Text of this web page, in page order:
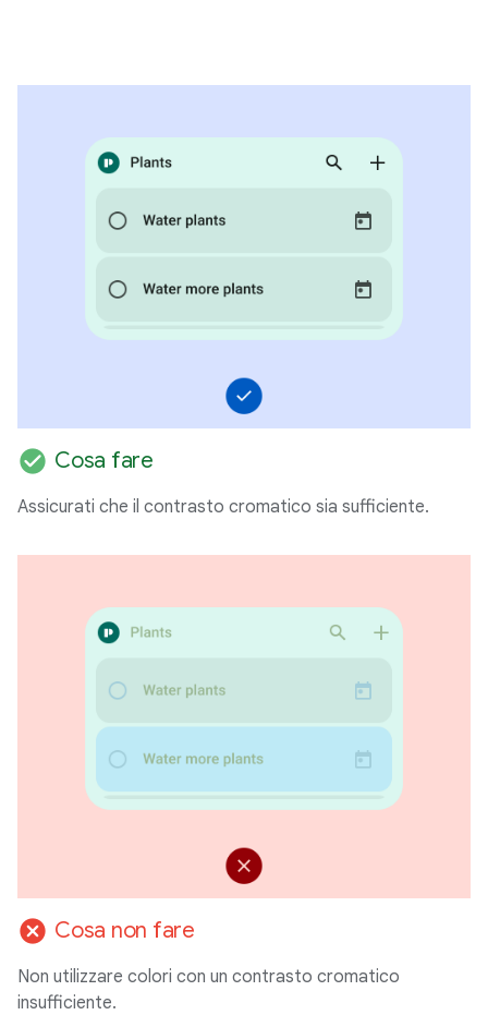
check_circle Cosa fare
Assicurati che il contrasto cromatico sia sufficiente.
cancel Cosa non fare
Non utilizzare colori con un contrasto cromatico
insufficiente.